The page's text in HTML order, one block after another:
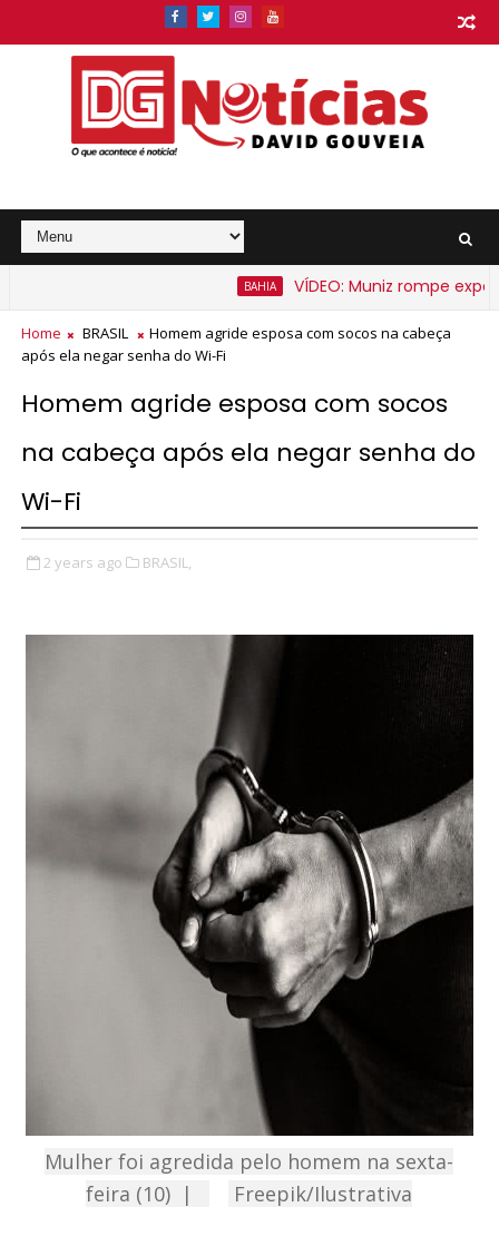
VÍDEO: Muniz rompe
Home BRASIL
Homem agride esposa com socos na cabeça
após ela negar senha do Wi-Fi
Homem agride esposa com socos
na cabeça após ela negar senha do
Wi-Fi
2 years ago BRASIL,
Mulher foi agredida pelo homem na sexta-
feira (10) |
Freepik/Ilustrativa